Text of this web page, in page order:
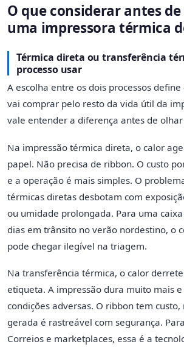
O que considerar antes
uma impressora térmica
Térmica direta ou transferência
processo usar
A escolha entre os dois processos
vai comprar pelo resto da vida útil da
vale entender a diferença antes de
Na impressão térmica direta, o calor
papel. Não precisa de ribbon. O custo
e a operação é mais simples. O
térmicas diretas desbotam com
ou umidade prolongada. Para uma
dias em trânsito no verão nordestino, o
pode chegar ilegível na triagem.
Na transferência térmica, o calor
etiqueta. A impressão dura muito mais e
condições adversas. O ribbon tem
gerada é rastreável com segurança.
Correios e marketplaces, essa é a